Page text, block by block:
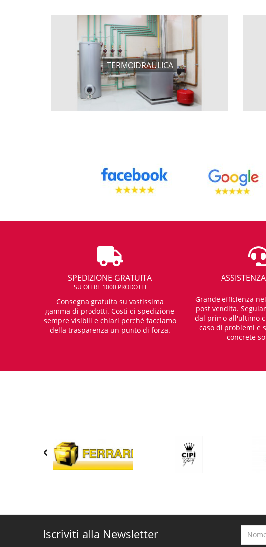
TERMOIDRAULICA
SPEDIZIONE GRATUITA
SU OLTRE 1000 PRODOTTI
Consegna gratuita su vastissima
gamma di prodotti. Costi di spedizione
sempre visibili e chiari perchè facciamo
della trasparenza un punto di forza.
Grande efficienza
post vendita.
dal primo all'ultimo
caso di problemi e
concrete
Iscriviti alla Newsletter